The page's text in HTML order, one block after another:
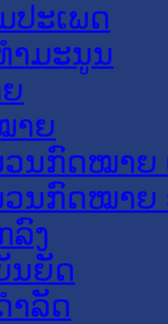
ປະເພດ
າມະນູນ
າຍ
ນກົດໝາຍ
ນກົດໝາຍ
ລົງ
ນຍັດ
າລັດ